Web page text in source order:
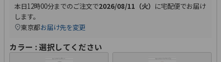
本日12時00分までのご注文で2026/08/11（火） に宅配便でお届け
します。
東京都お届け先を変更
カラー 選択してください